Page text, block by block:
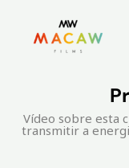
Vídeo sobre esta
transmitir a